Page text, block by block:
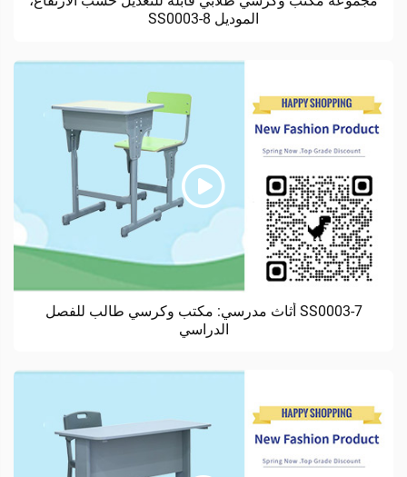
الموديل SS0003-8
SS0003-7 أثاث مدرسي: مكتب وكرسي طالب للفصل
الدراسي